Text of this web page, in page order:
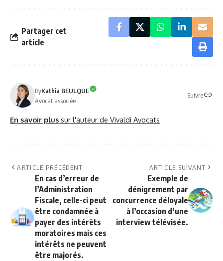
Partager cet
article
ByKathia BEULQUE
Avocat associée
Suivre
En savoir plus sur l'auteur de Vivaldi Avocats
ARTICLE PRÉCÉDENT
En cas d’erreur de
l’Administration
Fiscale, celle-ci peut
être condamnée à
payer des intérêts
moratoires mais ces
intérêts ne peuvent
être majorés.
ARTICLE SUIVANT
Exemple de
dénigrement par
concurrence déloyale
à l’occasion d’une
interview télévisée.